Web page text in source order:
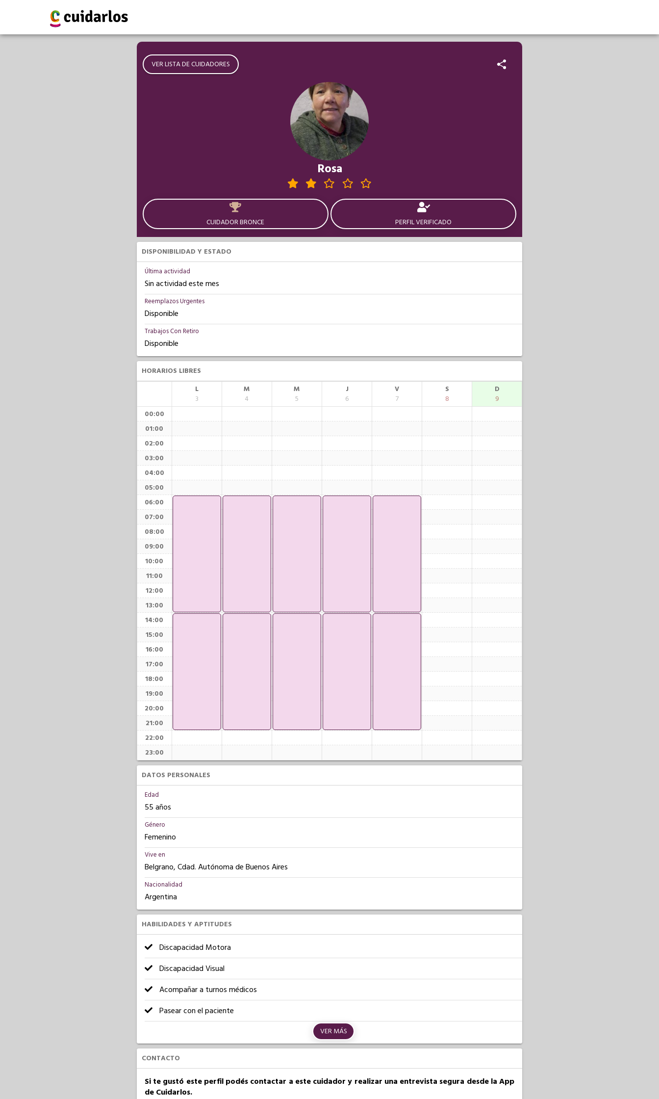
VER LISTA DE CUIDADORES
Rosa
CUIDADOR BRONCE PERFIL VERIFICADO
DISPONIBILIDAD Y ESTADO
Última actividad
Sin actividad este mes
Reemplazos Urgentes
Disponible
Trabajos Con Retiro
Disponible
HORARIOS LIBRES
L
3
M
4
M
5
J
6
V
7
S
8
D
9
00:00
01:00
02:00
03:00
04:00
05:00
06:00
07:00
08:00
09:00
10:00
11:00
12:00
13:00
14:00
15:00
16:00
17:00
18:00
19:00
20:00
21:00
22:00
23:00
DATOS PERSONALES
Edad
55 años
Género
Femenino
Vive en
Belgrano, Cdad. Autónoma de Buenos Aires
Nacionalidad
Argentina
HABILIDADES Y APTITUDES
Discapacidad Motora
Discapacidad Visual
Acompañar a turnos médicos
Pasear con el paciente
VER MÁS
CONTACTO
Si te gustó este perfil podés contactar a este cuidador y realizar una entrevista segura desde la App
de Cuidarlos.